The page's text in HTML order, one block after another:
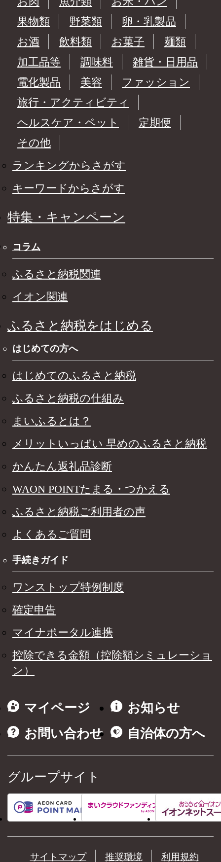
果物類
野菜類
卵・乳製品
お酒
飲料類 お菓子
麺類
加工品等
調味料
雑貨・日用品
電化製品
美容
ファッション
旅行・アクティビティ
ヘルスケア・ペット
定期便
その他
ランキングからさがす
キーワードからさがす
特集・キャンペーン
コラム
ふるさと納税関連
イオン関連
ふるさと納税をはじめる
はじめての方へ
はじめてのふるさと納税
ふるさと納税の仕組み
まいふるとは？
メリットいっぱい 早めのふるさと納税
かんたん返礼品診断
WAON POINTたまる・つかえる
ふるさと納税ご利用者の声
よくあるご質問
手続きガイド
ワンストップ特例制度
確定申告
マイナポータル連携
控除できる金額（控除額シミュレーショ
ン）
マイページ
お知らせ
お問い合わせ
自治体の方へ
グループサイト
サイトマップ 推奨環境 利用規約